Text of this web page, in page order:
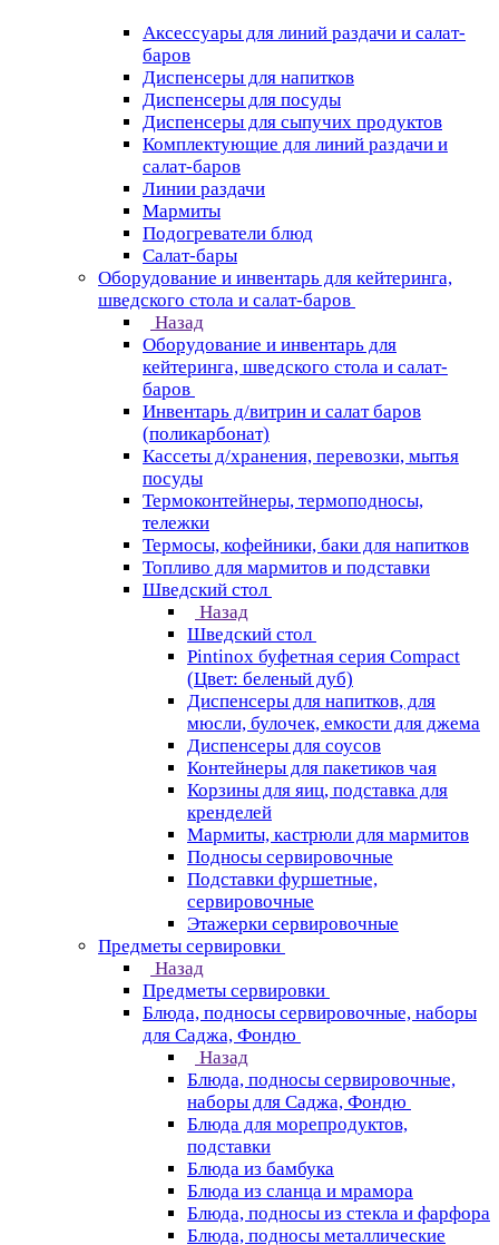
Аксессуары для линий раздачи и салат-
баров
Диспенсеры для напитков
Диспенсеры для посуды
Диспенсеры для сыпучих продуктов
Комплектующие для линий раздачи и
салат-баров
Линии раздачи
Мармиты
Подогреватели блюд
Салат-бары
Оборудование и инвентарь для кейтеринга,
шведского стола и салат-баров
Назад
Оборудование и инвентарь для
кейтеринга, шведского стола и салат-
баров
Инвентарь д/витрин и салат баров
(поликарбонат)
Кассеты д/хранения, перевозки, мытья
посуды
Термоконтейнеры, термоподносы,
тележки
Термосы, кофейники, баки для напитков
Топливо для мармитов и подставки
Шведский стол
Назад
Шведский стол
Pintinox буфетная серия Compact
(Цвет: беленый дуб)
Диспенсеры для напитков, для
мюсли, булочек, емкости для джема
Диспенсеры для соусов
Контейнеры для пакетиков чая
Корзины для яиц, подставка для
кренделей
Мармиты, кастрюли для мармитов
Подносы сервировочные
Подставки фуршетные,
сервировочные
Этажерки сервировочные
Предметы сервировки
Назад
Предметы сервировки
Блюда, подносы сервировочные, наборы
для Саджа, Фондю
Назад
Блюда, подносы сервировочные,
наборы для Саджа, Фондю
Блюда для морепродуктов,
подставки
Блюда из бамбука
Блюда из сланца и мрамора
Блюда, подносы из стекла и фарфора
Блюда, подносы металлические